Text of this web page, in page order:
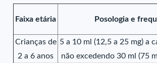
Faixa etária Posologia e
Crianças de
2 a 6 anos
5 a 10 ml (12,5 a 25 mg) a
não excedendo 30 ml (75